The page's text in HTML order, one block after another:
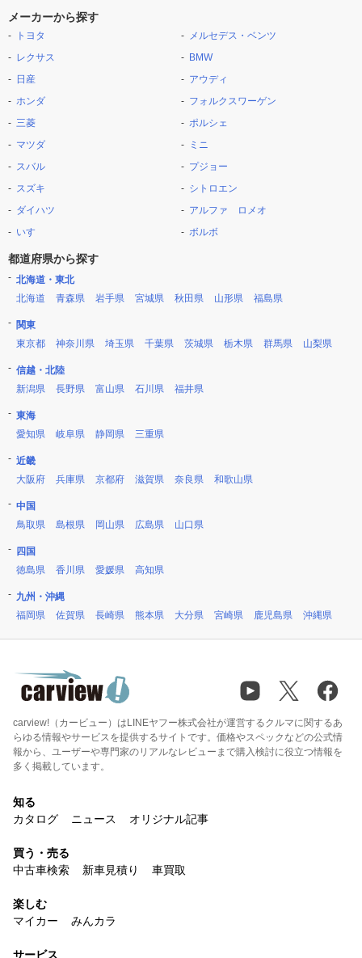
メーカーから探す
トヨタ
レクサス
日産
ホンダ
三菱
マツダ
スバル
スズキ
ダイハツ
いすゞ
メルセデス・ベンツ
BMW
アウディ
フォルクスワーゲン
ポルシェ
ミニ
プジョー
シトロエン
アルファ ロメオ
ボルボ
都道府県から探す
北海道・東北
北海道
青森県 岩手県 宮城県 秋田県 山形県 福島県
関東
東京都
神奈川県 埼玉県 千葉県 茨城県 栃木県 群馬県 山梨県
信越・北陸
新潟県
長野県 富山県 石川県 福井県
東海
愛知県
岐阜県 静岡県 三重県
近畿
大阪府
兵庫県 京都府 滋賀県 奈良県 和歌山県
中国
鳥取県
島根県 岡山県 広島県 山口県
四国
徳島県
香川県 愛媛県 高知県
九州・沖縄
福岡県
佐賀県 長崎県 熊本県 大分県 宮崎県 鹿児島県 沖縄県
carview!（カービュー）はLINEヤフー株式会社が運営するクルマに関するあ
らゆる情報やサービスを提供するサイトです。価格やスペックなどの公式情
報から、ユーザーや専門家のリアルなレビューまで購入検討に役立つ情報を
多く掲載しています。
知る
カタログ
ニュース オリジナル記事
買う・売る
中古車検索
新車見積り 車買取
楽しむ
マイカー
みんカラ
サービス